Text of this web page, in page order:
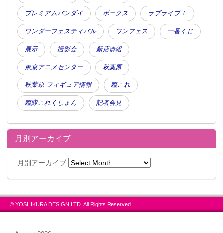
プレミアムバンダイ ボークス ラブライブ！
ワンダーフェスティバル ワンフェス 一番くじ
展示 撮影会 新店情報
東京アニメセンター 秋葉原
秋葉原 フィギュア情報 艦これ
艦隊これくしょん 記者会見
月別アーカイブ
月別アーカイブ
© YOSHIKURA DESIGN,LTD. All Rights Reserved.